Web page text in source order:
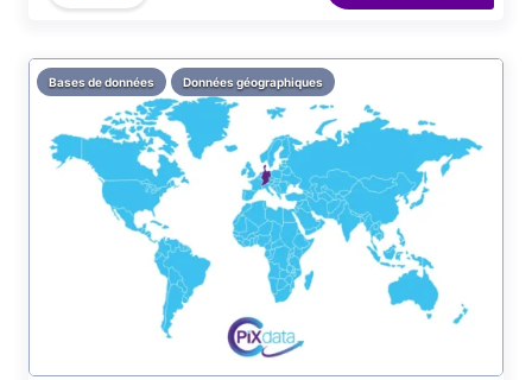
espagnols, facilitant une intégration rapide et efficace
Bases de données Données géographiques